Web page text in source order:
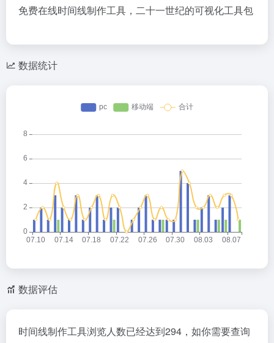
免费在线时间线制作工具，二十一世纪的可视化工具包
数据统计
数据评估
时间线制作工具浏览人数已经达到294，如你需要查询